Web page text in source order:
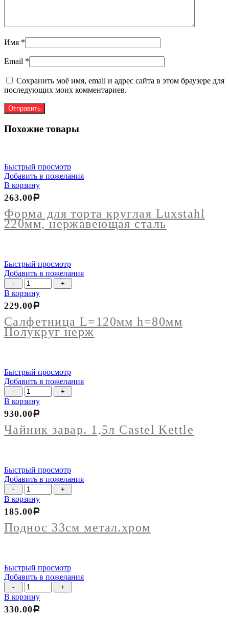
Имя *
Email *
Сохранить моё имя, email и адрес сайта в этом браузере для
последующих моих комментариев.
Похожие товары
Быстрый просмотр
Добавить в пожелания
В корзину
Форма для торта круглая Luxstahl
220мм, нержавеющая сталь
263.00Р
Быстрый просмотр
Добавить в пожелания
Количество
товара
Салфетница
L=120мм
h=80мм
Полукруг
нерж
В корзину
Салфетница L=120мм h=80мм
Полукруг нерж
229.00Р
Быстрый просмотр
Добавить в пожелания
Количество
товара
Чайник
завар.
1,5л
Castel
В корзину
Чайник завар. 1,5л Castel Kettle
930.00Р
Быстрый просмотр
Добавить в пожелания
Количество
товара
Поднос
33см
метал.хром
В корзину
Поднос 33см метал.хром
185.00Р
Быстрый просмотр
Добавить в пожелания
Количество
товара
Миска
24см
В корзину
330.00Р